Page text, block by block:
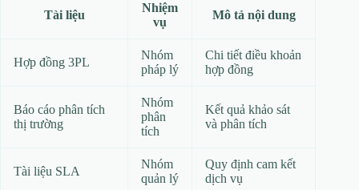
Tài liệu
Nhiệm
vụ
Mô tả nội dung
Hợp đồng 3PL
Nhóm
pháp lý
Chi tiết điều khoản
hợp đồng
Báo cáo phân tích
thị trường
Nhóm
phân
tích
Kết quả khảo sát
và phân tích
Tài liệu SLA
Nhóm
quản lý
Quy định cam kết
dịch vụ